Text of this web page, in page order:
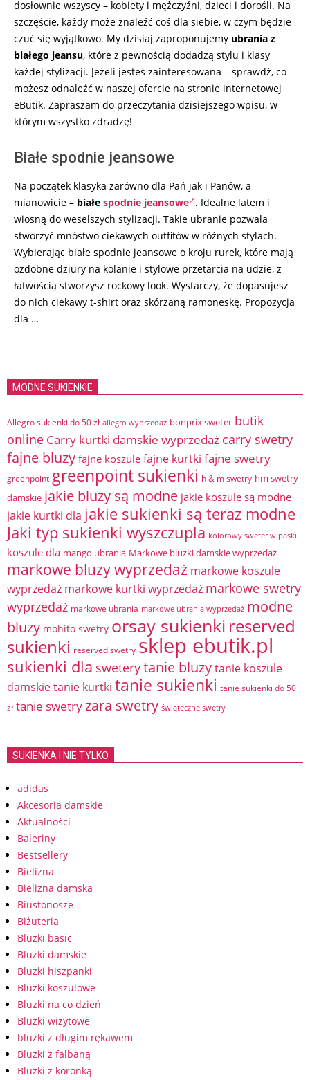
dosłownie wszyscy – kobiety i mężczyźni, dzieci i dorośli. Na
szczęście, każdy może znaleźć coś dla siebie, w czym będzie
czuć się wyjątkowo. My dzisiaj zaproponujemy ubrania z
białego jeansu, które z pewnością dodadzą stylu i klasy
każdej stylizacji. Jeżeli jesteś zainteresowana – sprawdź, co
możesz odnaleźć w naszej ofercie na stronie internetowej
eButik. Zapraszam do przeczytania dzisiejszego wpisu, w
którym wszystko zdradzę!
Białe spodnie jeansowe
Na początek klasyka zarówno dla Pań jak i Panów, a
mianowicie – białe spodnie jeansowe . Idealne latem i
wiosną do weselszych stylizacji. Takie ubranie pozwala
stworzyć mnóstwo ciekawych outfitów w różnych stylach.
Wybierając białe spodnie jeansowe o kroju rurek, które mają
ozdobne dziury na kolanie i stylowe przetarcia na udzie, z
łatwością stworzysz rockowy look. Wystarczy, że dopasujesz
do nich ciekawy t-shirt oraz skórzaną ramoneskę. Propozycja
dla …
MODNE SUKIENKIE
Allegro sukienki do 50 zł allegro wyprzedaż bonprix sweter butik
online Carry kurtki damskie wyprzedaż carry swetry
fajne bluzy fajne koszule fajne kurtki fajne swetry
greenpoint greenpoint sukienki h & m swetry hm swetry
damskie jakie bluzy są modne jakie koszule są modne
jakie kurtki dla jakie sukienki są teraz modne
Jaki typ sukienki wyszczupla kolorowy sweter w paski
koszule dla mango ubrania Markowe bluzki damskie wyprzedaż
markowe bluzy wyprzedaż markowe koszule
wyprzedaż markowe kurtki wyprzedaż markowe swetry
wyprzedaż markowe ubrania markowe ubrania wyprzedaż modne
bluzy mohito swetry orsay sukienki reserved
sukienki reserved swetry sklep ebutik.pl
sukienki dla sweterytanie bluzytanie koszule
damskietanie kurtki tanie sukienki tanie sukienki do 50
zł tanie swetryzara swetry świąteczne swetry
SUKIENKA I NIE TYLKO
adidas
Akcesoria damskie
Aktualności
Baleriny
Bestsellery
Bielizna
Bielizna damska
Biustonosze
Biżuteria
Bluzki basic
Bluzki damskie
Bluzki hiszpanki
Bluzki koszulowe
Bluzki na co dzień
Bluzki wizytowe
bluzki z długim rękawem
Bluzki z falbaną
Bluzki z koronką